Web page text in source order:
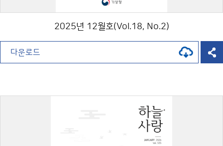
2025년 12월호(Vol.18, No.2)
다운로드